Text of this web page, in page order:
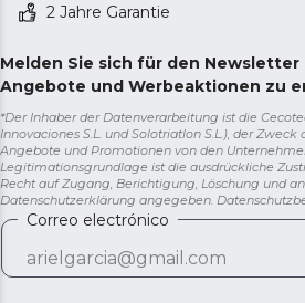
2 Jahre Garantie
Melden Sie sich für den Newsletter
Angebote und Werbeaktionen zu
*Der Inhaber der Datenverarbeitung ist die
Innovaciones S.L. und Solotriatlon S.L.), der
Angebote und Promotionen von den
Legitimationsgrundlage ist die ausdrückliche
Recht auf Zugang, Berichtigung, Löschung und
Datenschutzerklärung angegeben.
Correo electrónico